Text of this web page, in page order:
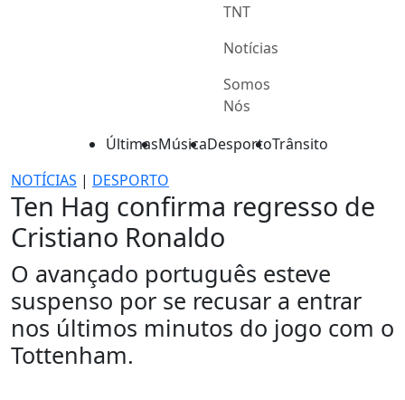
TNT
Notícias
Somos
Nós
ÚltimasMúsicaDesportoTrânsito
NOTÍCIAS | DESPORTO
Ten Hag confirma regresso de
Cristiano Ronaldo
O avançado português esteve
suspenso por se recusar a entrar
nos últimos minutos do jogo com o
Tottenham.